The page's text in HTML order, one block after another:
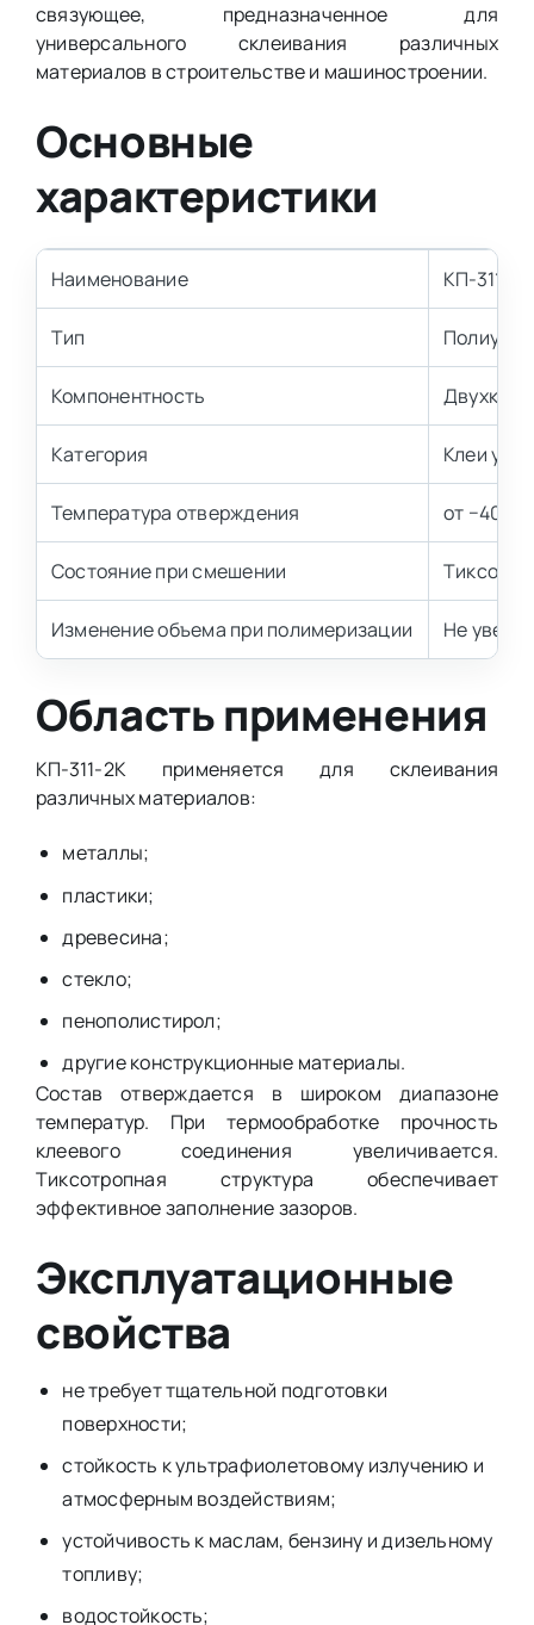
связующее, предназначенное для
универсального склеивания различных
материалов в строительстве и машиностроении.
Основные
характеристики
Наименование КП-311
Тип
Компонентность
Категория Клеи
Температура отверждения от −40 до
Состояние при смешении
Изменение объема при полимеризации Не
Область применения
КП-311-2К применяется для склеивания
различных материалов:
металлы;
пластики;
древесина;
стекло;
пенополистирол;
другие конструкционные материалы.
Состав отверждается в широком диапазоне
температур. При термообработке прочность
клеевого соединения увеличивается.
Тиксотропная структура обеспечивает
эффективное заполнение зазоров.
Эксплуатационные
свойства
не требует тщательной подготовки
поверхности;
стойкость к ультрафиолетовому излучению и
атмосферным воздействиям;
устойчивость к маслам, бензину и дизельному
топливу;
водостойкость;